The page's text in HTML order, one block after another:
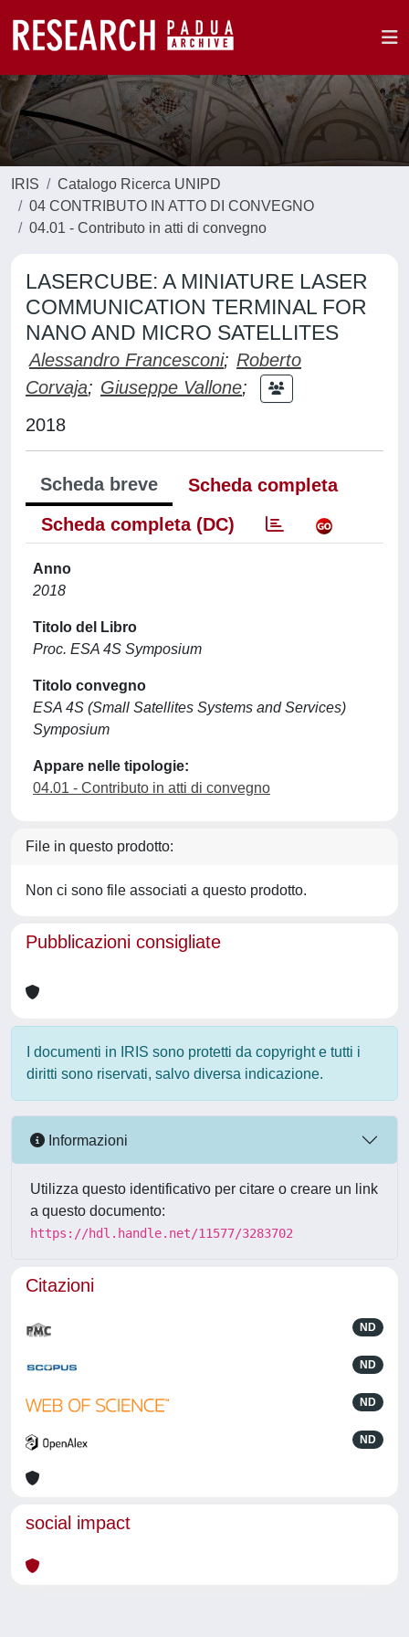
IRIS
Catalogo Ricerca UNIPD
04 CONTRIBUTO IN ATTO DI CONVEGNO
04.01 - Contributo in atti di convegno
LASERCUBE: A MINIATURE LASER
COMMUNICATION TERMINAL FOR
NANO AND MICRO SATELLITES
Alessandro Francesconi; Roberto
Corvaja; Giuseppe Vallone;
2018
Scheda breve
Scheda completa
Scheda completa (DC)
Anno
2018
Titolo del Libro
Proc. ESA 4S Symposium
Titolo convegno
ESA 4S (Small Satellites Systems and Services)
Symposium
Appare nelle tipologie:
04.01 - Contributo in atti di convegno
File in questo prodotto:
Non ci sono file associati a questo prodotto.
Pubblicazioni consigliate
I documenti in IRIS sono protetti da copyright e tutti i
diritti sono riservati, salvo diversa indicazione.
Informazioni
Utilizza questo identificativo per citare o creare un link
a questo documento:
https://hdl.handle.net/11577/3283702
Citazioni
ND
ND
ND
ND
social impact